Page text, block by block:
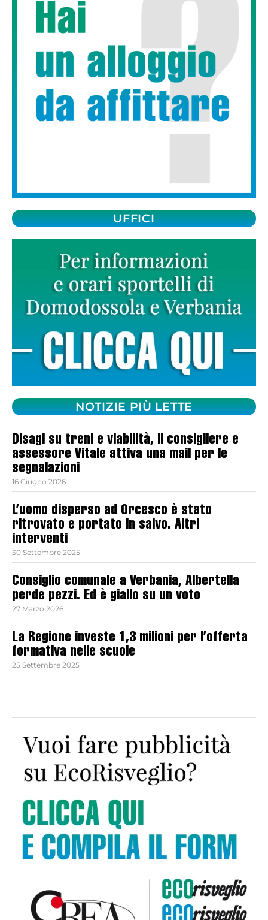
UFFICI
NOTIZIE PIÙ LETTE
Disagi su treni e viabilità, il consigliere e
assessore Vitale attiva una mail per le
segnalazioni
16 Giugno 2026
L’uomo disperso ad Orcesco è stato
ritrovato e portato in salvo. Altri
interventi
30 Settembre 2025
Consiglio comunale a Verbania, Albertella
perde pezzi. Ed è giallo su un voto
27 Marzo 2026
La Regione investe 1,3 milioni per l’offerta
formativa nelle scuole
25 Settembre 2025